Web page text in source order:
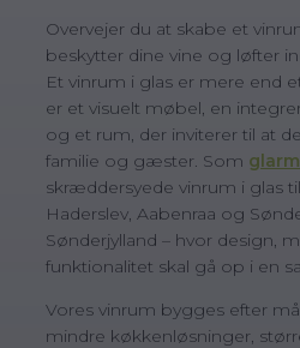
Overvejer du at skabe et
beskytter dine vine og løfter
Et vinrum i glas er mere end
er et visuelt møbel, en
og et rum, der inviterer til at
familie og gæster. Som
skræddersyede vinrum i glas
Haderslev, Aabenraa og
Sønderjylland – hvor design,
funktionalitet skal gå op i en
Vores vinrum bygges efter
mindre køkkenløsninger,